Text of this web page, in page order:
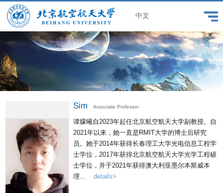
中文
Sim Associate Professor
谭朦曦自2023年起任北京航空航天大学副教授。自
2021年以来，她一直是RMIT大学的博士后研究
员。她于2014年获得长春理工大学光电信息工程学
士学位，2017年获得北京航空航天大学光学工程硕
士学位，并于2021年获得澳大利亚墨尔本斯威本
理...details>